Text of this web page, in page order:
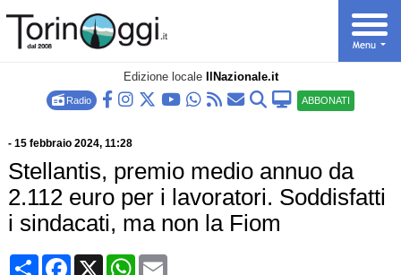
Edizione locale IlNazionale.it
Radio ABBONATI
- 15 febbraio 2024, 11:28
Stellantis, premio medio annuo da
2.112 euro per i lavoratori. Soddisfatti
i sindacati, ma non la Fiom
CondividiFacebook
X WhatsApp
Email